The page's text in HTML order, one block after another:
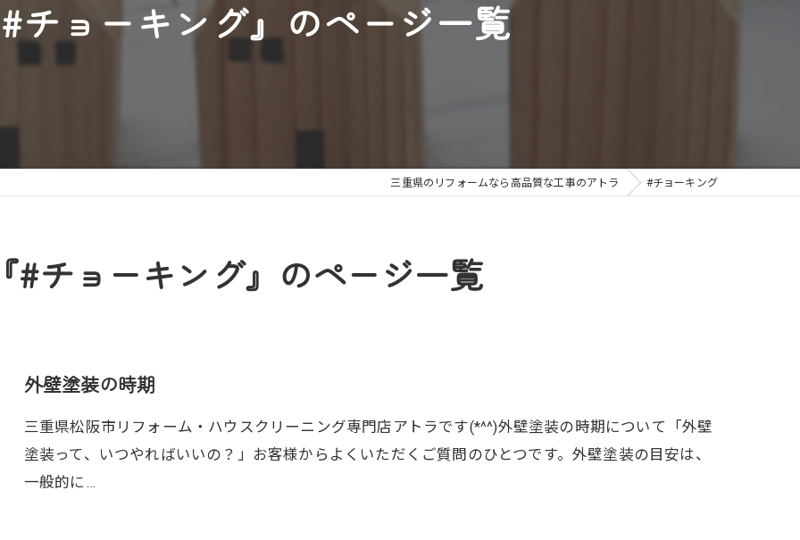
チョーキング』のページ一覧
三重県のリフォームなら高品質な工事のアトラ #チョーキング
#チョーキング』のページ一覧
外壁塗装の時期
三重県松阪市リフォーム・ハウスクリーニング専門店アトラです(*^^)外壁塗装の時期について「外壁
塗装って、いつやればいいの？」お客様からよくいただくご質問のひとつです。外壁塗装の目安は、
一般的に…